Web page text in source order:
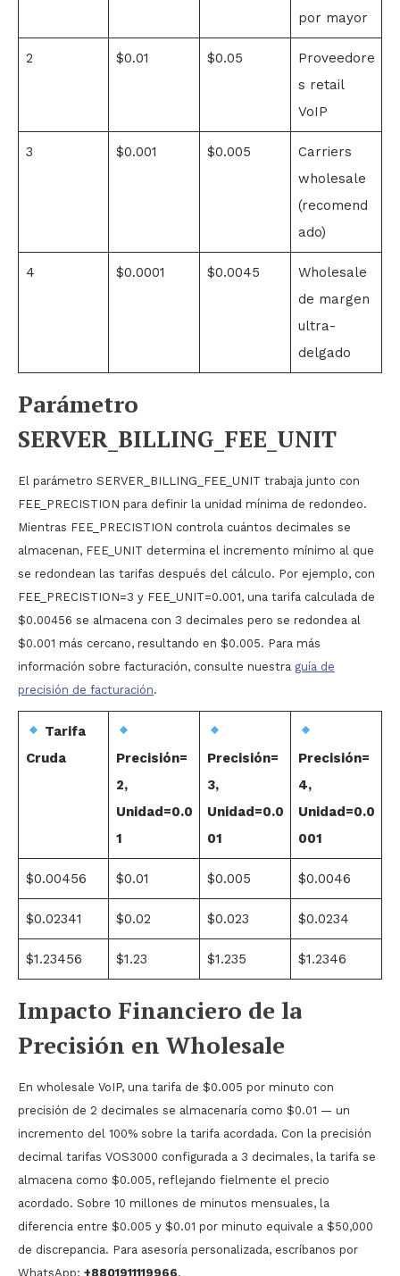
por mayor
2 $0.01 $0.05
Proveedore
s retail
VoIP
3 $0.001 $0.005
Carriers
wholesale
(recomend
ado)
4 $0.0001 $0.0045
Wholesale
de margen
ultra-
delgado
Parámetro
SERVER_BILLING_FEE_UNIT
El parámetro SERVER_BILLING_FEE_UNIT trabaja junto con
FEE_PRECISTION para definir la unidad mínima de redondeo.
Mientras FEE_PRECISTION controla cuántos decimales se
almacenan, FEE_UNIT determina el incremento mínimo al que
se redondean las tarifas después del cálculo. Por ejemplo, con
FEE_PRECISTION=3 y FEE_UNIT=0.001, una tarifa calculada de
$0.00456 se almacena con 3 decimales pero se redondea al
$0.001 más cercano, resultando en $0.005. Para más
información sobre facturación, consulte nuestra guía de
precisión de facturación.
Tarifa
Cruda
Precisión=
2,
Unidad=0.0
1
Precisión=
3,
Unidad=0.0
01
Precisión=
4,
Unidad=0.0
001
$0.00456 $0.01 $0.005 $0.0046
$0.02341 $0.02 $0.023 $0.0234
$1.23456 $1.23 $1.235 $1.2346
Impacto Financiero de la
Precisión en Wholesale
En wholesale VoIP, una tarifa de $0.005 por minuto con
precisión de 2 decimales se almacenaría como $0.01 — un
incremento del 100% sobre la tarifa acordada. Con la precisión
decimal tarifas VOS3000 configurada a 3 decimales, la tarifa se
almacena como $0.005, reflejando fielmente el precio
acordado. Sobre 10 millones de minutos mensuales, la
diferencia entre $0.005 y $0.01 por minuto equivale a $50,000
de discrepancia. Para asesoría personalizada, escríbanos por
WhatsApp: +8801911119966.